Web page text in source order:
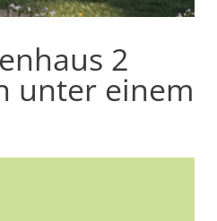
2
unter einem